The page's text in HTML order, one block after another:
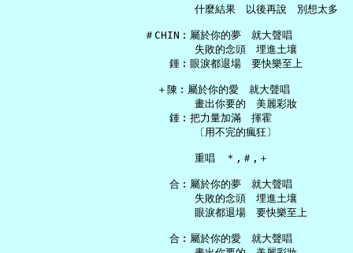
         什麼結果　以後再說　別想太多
＃CHIN︰屬於你的夢　就大聲唱
         失敗的念頭　埋進土壤
     鍾︰眼淚都退場　要快樂至上
   ＋陳︰屬於你的愛　就大聲唱
         畫出你要的　美麗彩妝
     鍾︰把力量加滿　揮霍
         〔用不完的瘋狂〕
         重唱　＊,＃,＋
     合︰屬於你的夢　就大聲唱
         失敗的念頭　埋進土壤
         眼淚都退場　要快樂至上
     合︰屬於你的愛　就大聲唱